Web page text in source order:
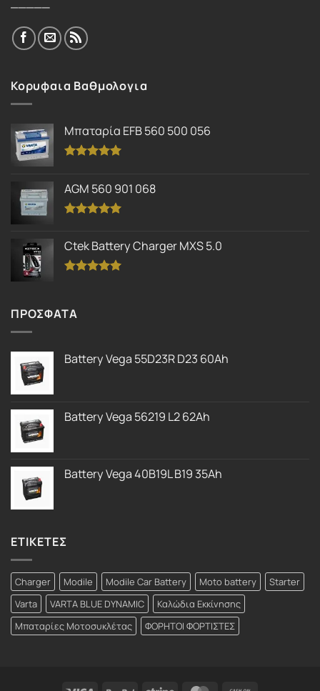
Κορυφαια Βαθμολογια
Μπαταρία EFB 560 500 056
από 5
AGM 560 901 068
από 5
Ctek Battery Charger MXS 5.0
ΠΡΟΣΦΑΤΑ
Battery Vega 55D23R D23 60Ah
Battery Vega 56219 L2 62Ah
Battery Vega 40B19L B19 35Ah
ΕΤΙΚΕΤΕΣ
Charger Modile Modile Car Battery Moto battery
Starter
Varta
VARTA BLUE DYNAMIC
Καλώδια Εκκίνησης
Μπαταρίες Μοτοσυκλέτας
ΦΟΡΗΤΟΙ ΦΟΡΤΙΣΤΕΣ